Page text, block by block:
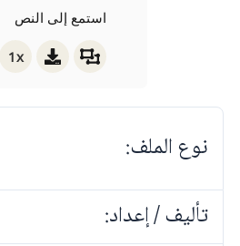
استمع إلى النص
1x
نوع الملف:
تأليف / إعداد: